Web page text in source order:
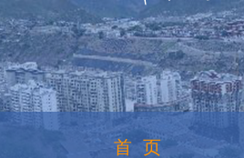
首页